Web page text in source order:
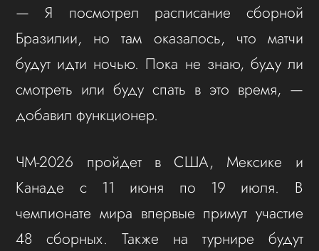
— Я посмотрел расписание сборной
Бразилии, но там оказалось, что матчи
будут идти ночью. Пока не знаю, буду ли
смотреть или буду спать в это время, —
добавил функционер.
ЧМ-2026 пройдет в США, Мексике и
Канаде с 11 июня по 19 июля. В
чемпионате мира впервые примут участие
48 сборных. Также на турнире будут